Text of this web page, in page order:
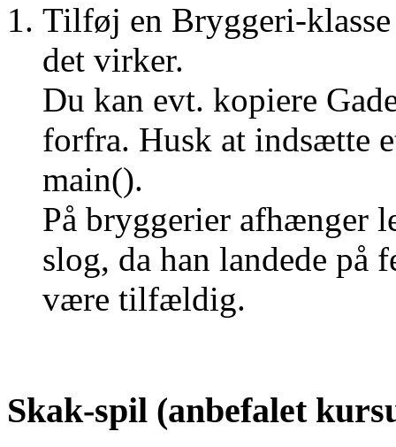
Tilføj en Bryggeri-
det virker.
Du kan evt. kopiere
forfra. Husk at indsætte
main().
På bryggerier afhænger
slog, da han landede på
være tilfældig.
Skak-spil (anbefalet